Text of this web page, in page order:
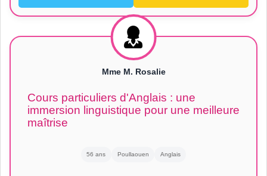
Mme M. Rosalie
Cours particuliers d'Anglais : une
immersion linguistique pour une meilleure
maîtrise
56 ans Poullaouen Anglais